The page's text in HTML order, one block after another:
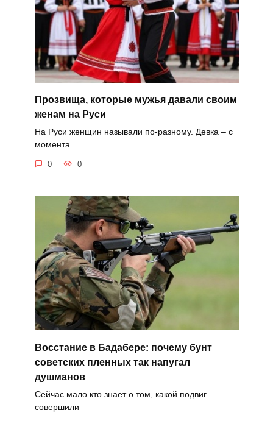
Прозвища, которые мужья давали своим
женам на Руси
На Руси женщин называли по-разному. Девка – с
момента
0 0
Восстание в Бадабере: почему бунт
советских пленных так напугал
душманов
Сейчас мало кто знает о том, какой подвиг
совершили